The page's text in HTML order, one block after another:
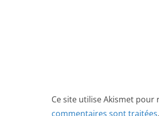
Ce site utilise Akismet pour
commentaires sont traitées.